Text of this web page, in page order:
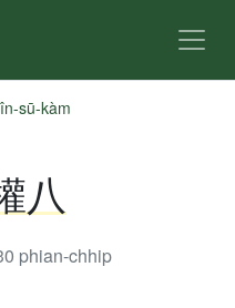
sū-kàm
八
phian-chhip